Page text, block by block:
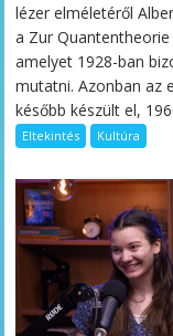
lézer elméletéről
a Zur
amelyet 1928-ban
mutatni. Azonban az
később készült el,
Eltekintés Kultúra